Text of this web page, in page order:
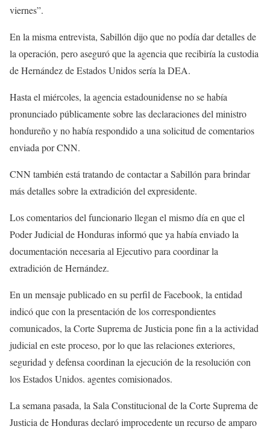
viernes”.
En la misma entrevista, Sabillón dijo que no podía dar detalles de
la operación, pero aseguró que la agencia que recibiría la custodia
de Hernández de Estados Unidos sería la DEA.
Hasta el miércoles, la agencia estadounidense no se había
pronunciado públicamente sobre las declaraciones del ministro
hondureño y no había respondido a una solicitud de comentarios
enviada por CNN.
CNN también está tratando de contactar a Sabillón para brindar
más detalles sobre la extradición del expresidente.
Los comentarios del funcionario llegan el mismo día en que el
Poder Judicial de Honduras informó que ya había enviado la
documentación necesaria al Ejecutivo para coordinar la
extradición de Hernández.
En un mensaje publicado en su perfil de Facebook, la entidad
indicó que con la presentación de los correspondientes
comunicados, la Corte Suprema de Justicia pone fin a la actividad
judicial en este proceso, por lo que las relaciones exteriores,
seguridad y defensa coordinan la ejecución de la resolución con
los Estados Unidos. agentes comisionados.
La semana pasada, la Sala Constitucional de la Corte Suprema de
Justicia de Honduras declaró improcedente un recurso de amparo